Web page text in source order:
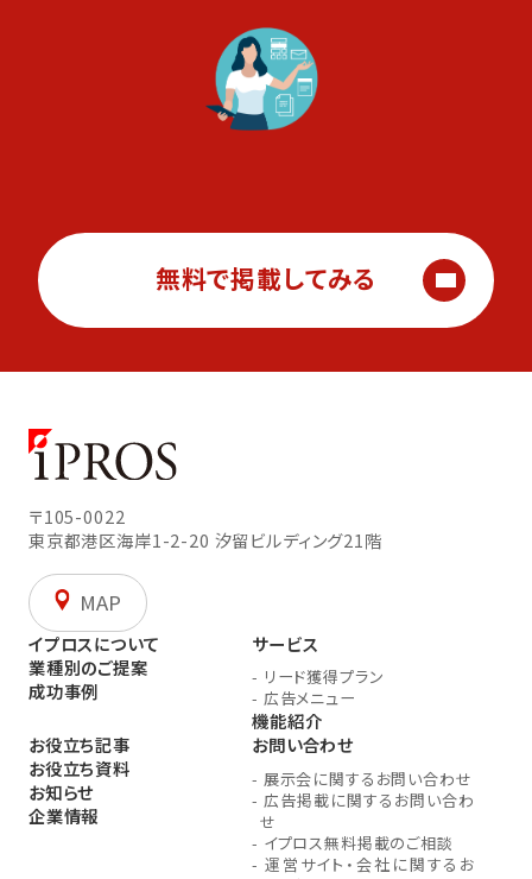
無料で掲載してみる
〒105-0022
東京都港区海岸1-2-20 汐留ビルディング21階
MAP
イプロスについて
業種別のご提案
成功事例
サービス
- リード獲得プラン
- 広告メニュー
機能紹介
お役立ち記事
お役立ち資料
お知らせ
企業情報
お問い合わせ
- 展示会に関するお問い合わせ
- 広告掲載に関するお問い合わ
せ
- イプロス無料掲載のご相談
- 運営サイト・会社に関するお